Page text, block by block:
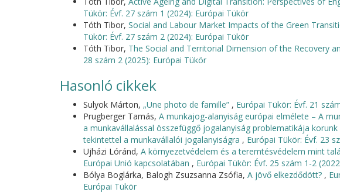
Tükör: Évf. 27 szám 1 (2024): Európai Tükör
Tóth Tibor, Social and Labour Market Impacts of the Green
Tükör: Évf. 27 szám 2 (2024): Európai Tükör
Tóth Tibor, The Social and Territorial Dimension of the Recovery
28 szám 2 (2025): Európai Tükör
Hasonló cikkek
Sulyok Márton, „Une photo de famille” , Európai Tükör: Évf. 21
Prugberger Tamás, A munkajog-alanyiság európai elmélete – A
a munkavállalással összefüggő jogalanyiság problematikája
tekintettel a munkavállalói jogalanyiságra , Európai Tükör: Évf. 23
Ujházi Lóránd, A környezetvédelem és a teremtésvédelem mint
Európai Unió kapcsolatában , Európai Tükör: Évf. 25 szám 1-2
Bólya Boglárka, Balogh Zsuzsanna Zsófia, A jövő elkezdődött? ,
Európai Tükör